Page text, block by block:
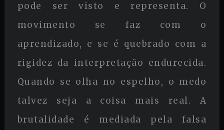
pode ser visto e representa. O
movimento se faz com o
aprendizado, e se é quebrado com a
rigidez da interpretação endurecida.
Quando se olha no espelho, o medo
talvez seja a coisa mais real. A
brutalidade é mediada pela falsa